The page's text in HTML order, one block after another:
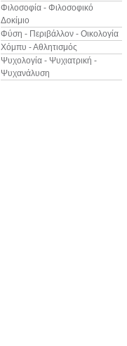
Φιλοσοφία - Φιλοσοφικό
Δοκίμιο
Φύση - Περιβάλλον - Οικολογία
Χόμπυ - Αθλητισμός
Ψυχολογία - Ψυχιατρική -
Ψυχανάλυση